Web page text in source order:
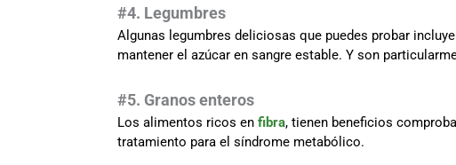
#4. Legumbres
Algunas legumbres deliciosas que puedes probar
mantener el azúcar en sangre estable. Y son
#5. Granos enteros
Los alimentos ricos en fibra, tienen beneficios
tratamiento para el síndrome metabólico.